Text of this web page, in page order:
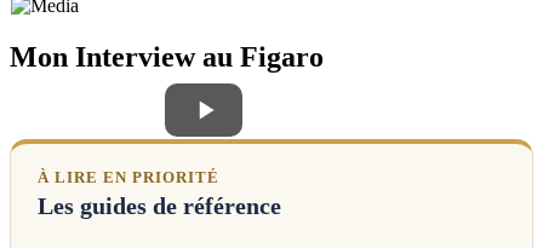
Mon Interview au Figaro
À LIRE EN PRIORITÉ
Les guides de référence